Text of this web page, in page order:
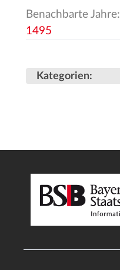
Benachbarte Jahre:
1495
Kategorien: